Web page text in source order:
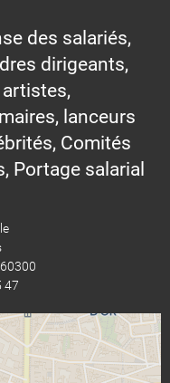
des salariés,
dirigeants,
lanceurs
Comités
Portage salarial
47